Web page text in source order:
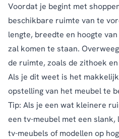
Voordat je begint met
beschikbare ruimte van te
lengte, breedte en hoogte
zal komen te staan.
de ruimte, zoals de zithoek
Als je dit weet is het
opstelling van het meubel te
Tip: Als je een wat kleinere
een tv-meubel met een
tv-meubels of modellen op